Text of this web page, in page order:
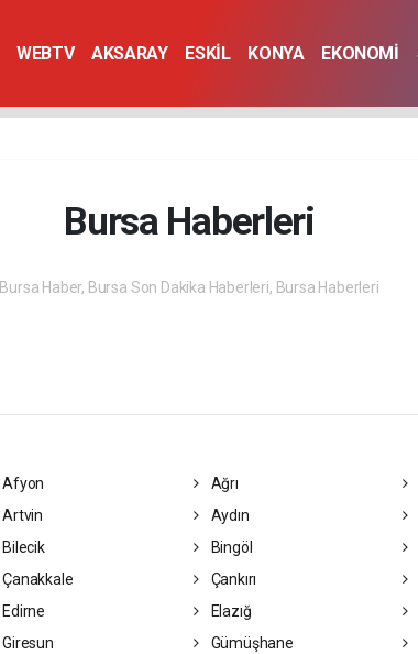
WEBTV AKSARAY ESKİL KONYA EKONOMİ
Bursa Haberleri
Bursa Haber, Bursa Son Dakika Haberleri, Bursa Haberleri
Afyon Ağrı
Artvin Aydın
Bilecik Bingöl
Çanakkale Çankırı
Edirne Elazığ
Giresun Gümüşhane